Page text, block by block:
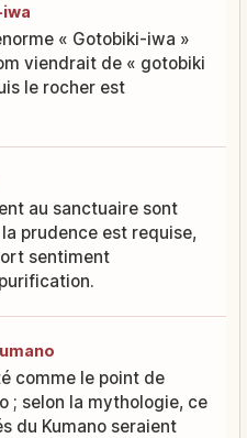
« Gotobiki-iwa »
viendrait de « gotobiki
le rocher est
au sanctuaire sont
prudence est requise,
sentiment
comme le point de
; selon la mythologie, ce
du Kumano seraient